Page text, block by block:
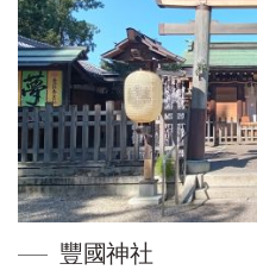
豐國神社